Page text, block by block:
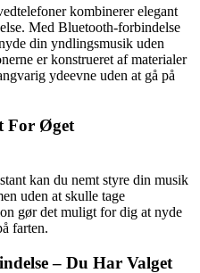
kombinerer elegant
Med Bluetooth-forbindelse
din yndlingsmusik uden
er konstrueret af materialer
ydeevne uden at gå på
For Øget
kan du nemt styre din musik
uden at skulle tage
gør det muligt for dig at nyde
farten.
– Du Har Valget